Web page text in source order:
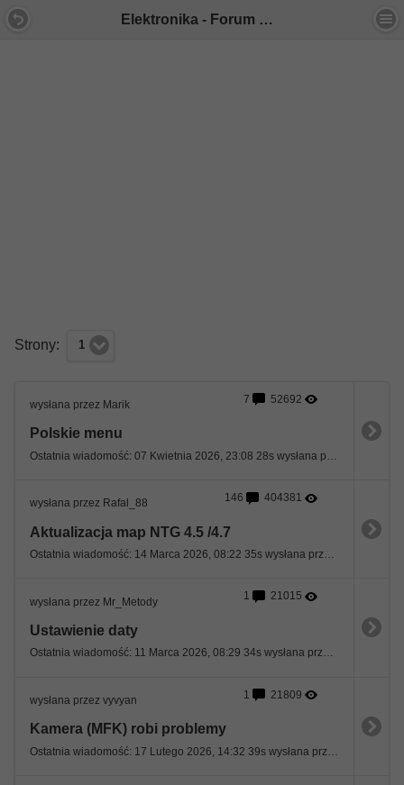
Elektronika - Forum Mercedes E-Klasa
Strony: 1
wysłana przez Marik 7 52692
Polskie menu
wysłana przez Rafal_88 146 404381
Aktualizacja map NTG 4.5 /4.7
Ostatnia wiadomość: 14 Marca 2026, 08:22 35s wysłana przez vyvyan
wysłana przez Mr_Metody 1 21015
Ustawienie daty
Ostatnia wiadomość: 11 Marca 2026, 08:29 34s wysłana przez sewan
wysłana przez vyvyan 1 21809
Kamera (MFK) robi problemy